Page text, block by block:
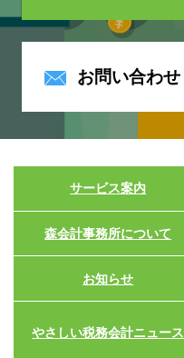
お問い合わせ
サービス案内
森会計事務所について
お知らせ
やさしい税務会計ニュース